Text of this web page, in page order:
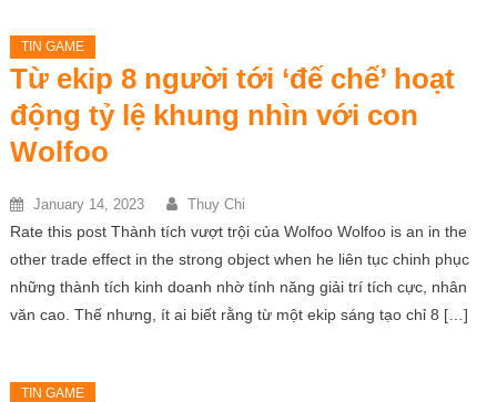
TIN GAME
Từ ekip 8 người tới ‘đế chế’ hoạt
động tỷ lệ khung nhìn với con
Wolfoo
January 14, 2023 Thuy Chi
Rate this post Thành tích vượt trội của Wolfoo Wolfoo is an in the
other trade effect in the strong object when he liên tục chinh phục
những thành tích kinh doanh nhờ tính năng giải trí tích cực, nhân
văn cao. Thế nhưng, ít ai biết rằng từ một ekip sáng tạo chỉ 8 […]
TIN GAME